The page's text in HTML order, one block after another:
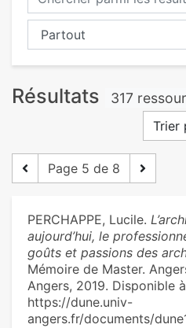
Chercher dans...
Résultats 317
Trier
Page 5 de 8
PERCHAPPE, Lucile.
aujourd’hui, le
goûts et passions des
Mémoire de Master.
Angers, 2019. Disponible à
https://dune.univ-
angers.fr/documents/